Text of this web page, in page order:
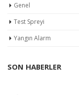
Genel
Test Spreyi
Yangın Alarm
SON HABERLER